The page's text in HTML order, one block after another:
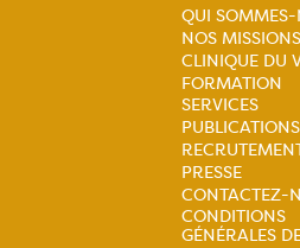
QUI SOMMES-
NOS MISSIONS
CLINIQUE DU
FORMATION
SERVICES
PUBLICATIONS
PRESSE
CONTACTEZ-
CONDITIONS
GÉNÉRALES